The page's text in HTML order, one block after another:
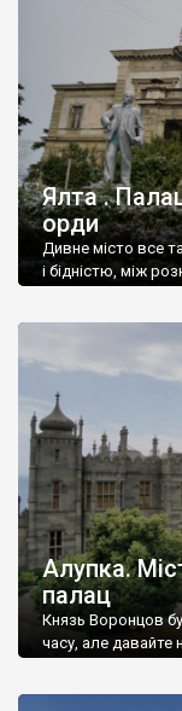
Ялта .
орди
Дивне місто все
і бідністю, між
Алупка.
палац
Князь Воронцов
часу, але